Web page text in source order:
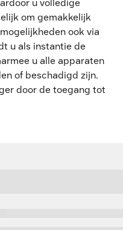
u volledige
om gemakkelijk
ook via
u als instantie de
u alle apparaten
of beschadigd zijn.
door de toegang tot